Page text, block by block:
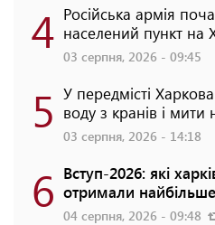
4 Російська армія
населений пункт на
03 серпня, 2026 - 09:45
5 У передмісті
воду з кранів і мити
03 серпня, 2026 - 14:18
6 Вступ-2026: які
отримали найбільше
04 серпня, 2026 - 09:48